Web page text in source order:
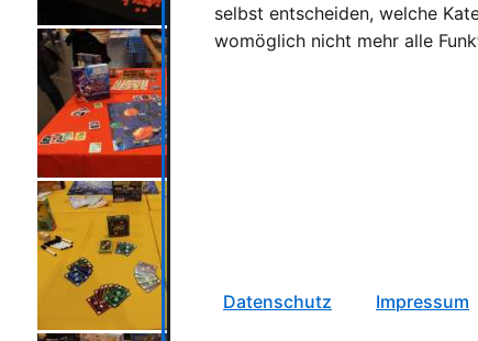
selbst entscheiden, welche
womöglich nicht mehr alle
Datenschutz Impressum